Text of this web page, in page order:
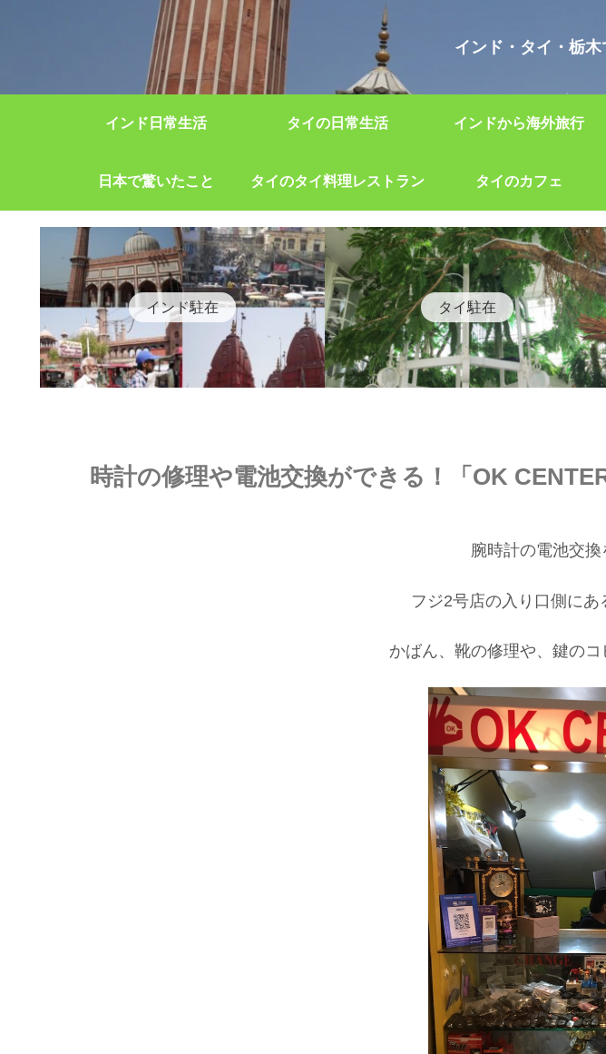
インド・タイ・栃
インド日常生活 タイの日常生活 インドから海外旅行
日本で驚いたこと タイのタイ料理レストラン タイのカフェ
インド駐在 タイ駐在
時計の修理や電池交換ができる！「OK
腕時計の電池交換
フジ2号店の入り口側にあ
かばん、靴の修理や、鍵のコ